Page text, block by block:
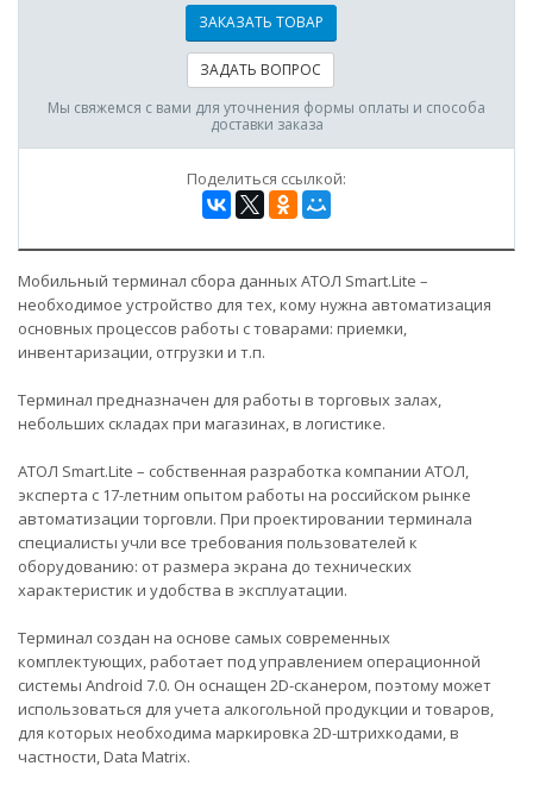
ЗАКАЗАТЬ ТОВАР
ЗАДАТЬ ВОПРОС
Мы свяжемся с вами для уточнения формы оплаты и способа
доставки заказа
Поделиться ссылкой:
Мобильный терминал сбора данных АТОЛ Smart.Lite –
необходимое устройство для тех, кому нужна автоматизация
основных процессов работы с товарами: приемки,
инвентаризации, отгрузки и т.п.
Терминал предназначен для работы в торговых залах,
небольших складах при магазинах, в логистике.
АТОЛ Smart.Lite – собственная разработка компании АТОЛ,
эксперта с 17-летним опытом работы на российском рынке
автоматизации торговли. При проектировании терминала
специалисты учли все требования пользователей к
оборудованию: от размера экрана до технических
характеристик и удобства в эксплуатации.
Терминал создан на основе самых современных
комплектующих, работает под управлением операционной
системы Android 7.0. Он оснащен 2D-сканером, поэтому может
использоваться для учета алкогольной продукции и товаров,
для которых необходима маркировка 2D-штрихкодами, в
частности, Data Matrix.